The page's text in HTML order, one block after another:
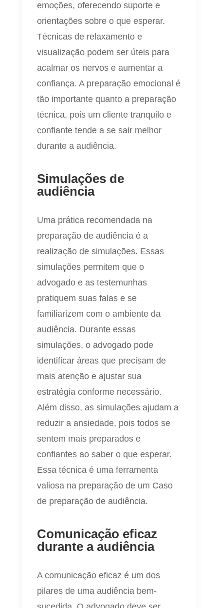
emoções, oferecendo suporte e
orientações sobre o que esperar.
Técnicas de relaxamento e
visualização podem ser úteis para
acalmar os nervos e aumentar a
confiança. A preparação emocional é
tão importante quanto a preparação
técnica, pois um cliente tranquilo e
confiante tende a se sair melhor
durante a audiência.
Simulações de
audiência
Uma prática recomendada na
preparação de audiência é a
realização de simulações. Essas
simulações permitem que o
advogado e as testemunhas
pratiquem suas falas e se
familiarizem com o ambiente da
audiência. Durante essas
simulações, o advogado pode
identificar áreas que precisam de
mais atenção e ajustar sua
estratégia conforme necessário.
Além disso, as simulações ajudam a
reduzir a ansiedade, pois todos se
sentem mais preparados e
confiantes ao saber o que esperar.
Essa técnica é uma ferramenta
valiosa na preparação de um Caso
de preparação de audiência.
Comunicação eficaz
durante a audiência
A comunicação eficaz é um dos
pilares de uma audiência bem-